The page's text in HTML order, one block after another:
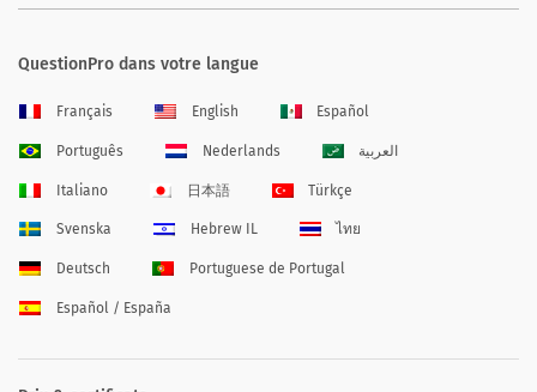
QuestionPro dans votre langue
Français English Español
Português Nederlands العربية
Italiano 日本語 Türkçe
Svenska Hebrew IL ไทย
Deutsch Portuguese de Portugal
Español / España